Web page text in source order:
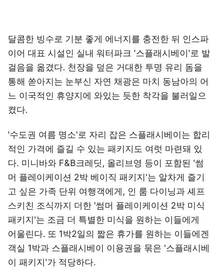
달콤한 빙수로 기분 좋게 에너지를 충전한 뒤 인스파
이어 대표 시설인 실내 워터파크 '스플래시베이'로 발
걸음을 옮겼다. 천장을 덮은 거대한 투명 유리 돔을
통해 쏟아지는 눈부신 자연 채광은 마치 동남아의 어
느 이국적인 휴양지에 와있는 듯한 착각을 불러일으
켰다.
'수도권 여름 명소'로 자리 잡은 스플래시베이는 합리
적인 가격에 즐길 수 있는 패키지도 여럿 마련돼 있
다. 미니바와 F&B크레딧, 올리브영 등이 포함된 '썸
머 플레이케이션 2박 베이직 패키지'는 알차게 즐기
고 싶은 가족 단위 여행객에게, 인 룸 다이닝과 셰프
스키친 조식까지 더한 '썸머 플레이케이션 2박 미식
패키지'는 조금 더 특별한 미식을 원하는 이들에게
어울린다. 또 1박2일의 짧은 휴가를 원하는 이들에겐
객실 1박과 스플래시베이 이용권을 묶은 '스플래시베
이 패키지'가 적당하다.